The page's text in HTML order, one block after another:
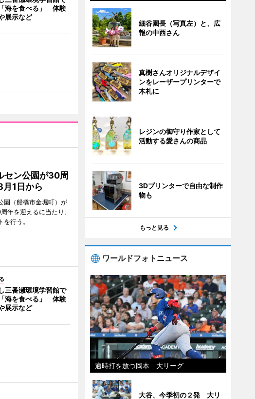
海を食べる」 体験
展示など
セン公園が30周
1日から
園（船橋市金堀町）が
年を迎えるに当たり、
行う。
三番瀬環境学習館で
海を食べる」 体験
展示など
細谷園長（写真左）と、広
報の中西さん
真樹さんオリジナルデザイ
ンをレーザープリンターで
木札に
レジンの御守り作家として
活動する愛さんの商品
3Dプリンターで自由な制作
物も
もっと見る
ワールドフォトニュース
適時打を放つ岡本 大リーグ
大谷、今季初の２発 大リ